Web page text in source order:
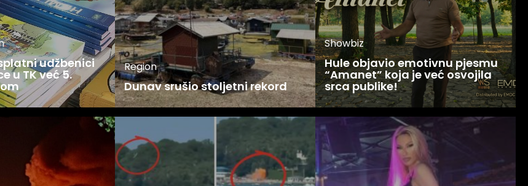
udžbenici
u TK već 5.
Region
Dunav srušio stoljetni rekord
Showbiz
Hule objavio emotivnu pjesmu
“Amanet” koja je već osvojila
srca publike!